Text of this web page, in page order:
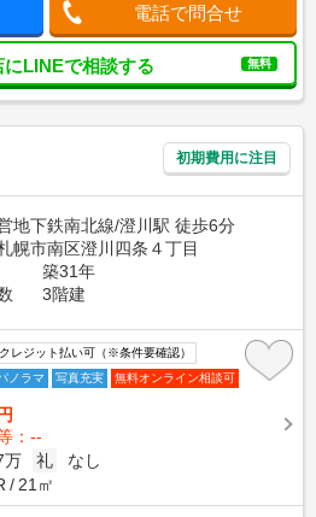
電話で問合せ
にLINEで相談する 無料
初期費用に注目
地下鉄南北線/澄川駅 徒歩6分
幌市南区澄川四条４丁目
築31年
3階建
レジット払い可（※条件要確認）
ノラマ 写真充実 無料オンライン相談可
：--
万 礼
なし
21㎡